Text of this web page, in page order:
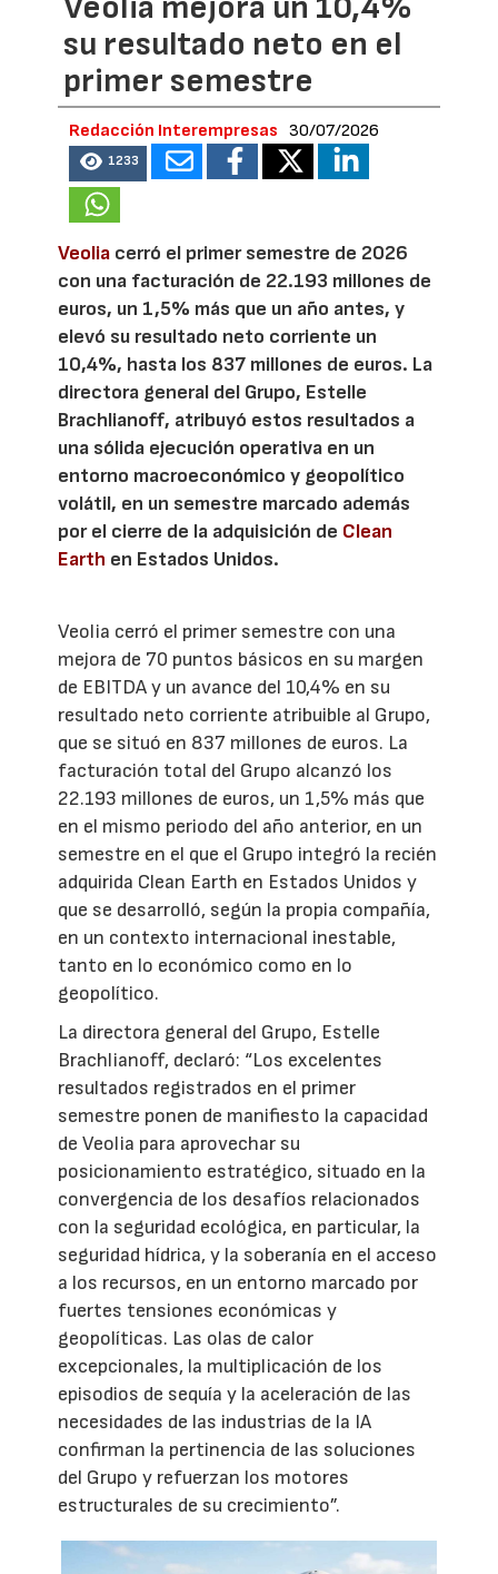
Veolia mejora un 10,4%
su resultado neto en el
primer semestre
Redacción Interempresas 30/07/2026
1233
Veolia cerró el primer semestre de 2026
con una facturación de 22.193 millones de
euros, un 1,5% más que un año antes, y
elevó su resultado neto corriente un
10,4%, hasta los 837 millones de euros. La
directora general del Grupo, Estelle
Brachlianoff, atribuyó estos resultados a
una sólida ejecución operativa en un
entorno macroeconómico y geopolítico
volátil, en un semestre marcado además
por el cierre de la adquisición de Clean
Earth en Estados Unidos.
Veolia cerró el primer semestre con una
mejora de 70 puntos básicos en su margen
de EBITDA y un avance del 10,4% en su
resultado neto corriente atribuible al Grupo,
que se situó en 837 millones de euros. La
facturación total del Grupo alcanzó los
22.193 millones de euros, un 1,5% más que
en el mismo periodo del año anterior, en un
semestre en el que el Grupo integró la recién
adquirida Clean Earth en Estados Unidos y
que se desarrolló, según la propia compañía,
en un contexto internacional inestable,
tanto en lo económico como en lo
geopolítico.
La directora general del Grupo, Estelle
Brachlianoff, declaró: “Los excelentes
resultados registrados en el primer
semestre ponen de manifiesto la capacidad
de Veolia para aprovechar su
posicionamiento estratégico, situado en la
convergencia de los desafíos relacionados
con la seguridad ecológica, en particular, la
seguridad hídrica, y la soberanía en el acceso
a los recursos, en un entorno marcado por
fuertes tensiones económicas y
geopolíticas. Las olas de calor
excepcionales, la multiplicación de los
episodios de sequía y la aceleración de las
necesidades de las industrias de la IA
confirman la pertinencia de las soluciones
del Grupo y refuerzan los motores
estructurales de su crecimiento”.